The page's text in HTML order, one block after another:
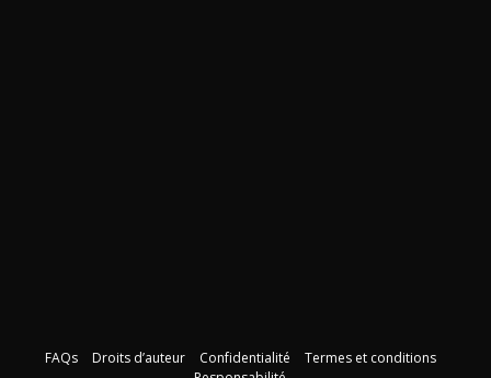
FAQs Droits d’auteur Confidentialité
Termes et conditions